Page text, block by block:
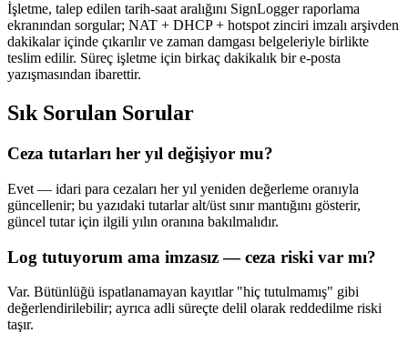
İşletme, talep edilen tarih-saat aralığını SignLogger raporlama
ekranından sorgular; NAT + DHCP + hotspot zinciri imzalı arşivden
dakikalar içinde çıkarılır ve zaman damgası belgeleriyle birlikte
teslim edilir. Süreç işletme için birkaç dakikalık bir e-posta
yazışmasından ibarettir.
Sık Sorulan Sorular
Ceza tutarları her yıl değişiyor mu?
Evet — idari para cezaları her yıl yeniden değerleme oranıyla
güncellenir; bu yazıdaki tutarlar alt/üst sınır mantığını gösterir,
güncel tutar için ilgili yılın oranına bakılmalıdır.
Log tutuyorum ama imzasız — ceza riski var mı?
Var. Bütünlüğü ispatlanamayan kayıtlar "hiç tutulmamış" gibi
değerlendirilebilir; ayrıca adli süreçte delil olarak reddedilme riski
taşır.